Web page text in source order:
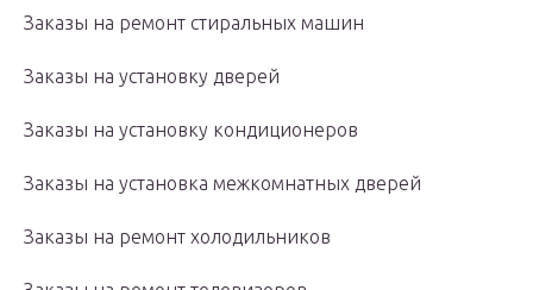
Заказы на ремонт стиральных машин
Заказы на установку дверей
Заказы на установку кондиционеров
Заказы на установка межкомнатных дверей
Заказы на ремонт холодильников